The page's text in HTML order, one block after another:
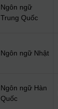
Ngôn ngữ
Trung Quốc
Ngôn ngữ Nhật
Ngôn ngữ Hàn
Quốc